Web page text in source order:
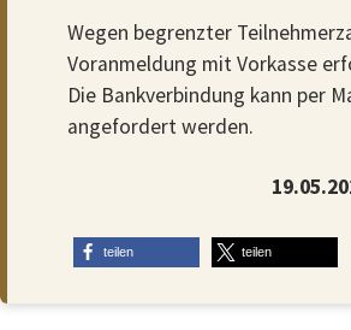
Wegen begrenzter
Voranmeldung mit Vorkasse
Die Bankverbindung kann per
angefordert werden.
teilen teilen